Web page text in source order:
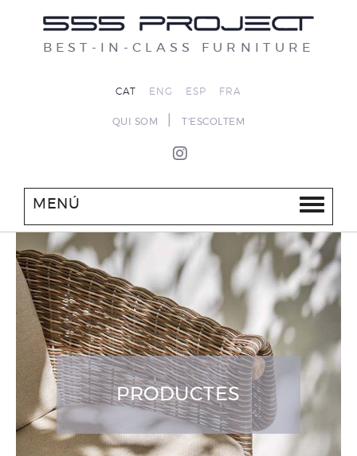
BEST-IN-CLASS FURNITURE
CAT ENG ESP FRA
QUI SOM T'ESCOLTEM
MENÚ
PRODUCTES